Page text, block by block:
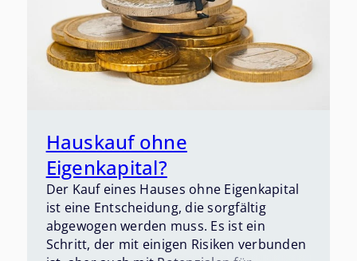
Hauskauf ohne
Eigenkapital?
Der Kauf eines Hauses ohne Eigenkapital
ist eine Entscheidung, die sorgfältig
abgewogen werden muss. Es ist ein
Schritt, der mit einigen Risiken verbunden